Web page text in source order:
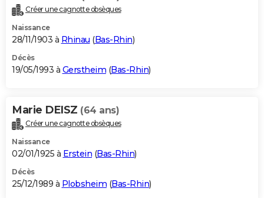
Créer une cagnotte obsèques
Naissance
28/11/1903 à Rhinau (Bas-Rhin)
Décès
19/05/1993 à Gerstheim (Bas-Rhin)
Marie DEISZ (64 ans)
Créer une cagnotte obsèques
Naissance
02/01/1925 à Erstein (Bas-Rhin)
Décès
25/12/1989 à Plobsheim (Bas-Rhin)